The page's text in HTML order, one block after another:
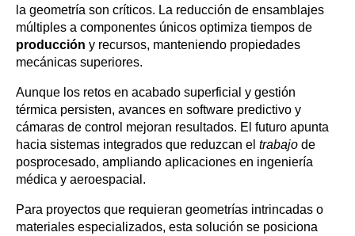
la geometría son críticos. La reducción de ensamblajes
múltiples a componentes únicos optimiza tiempos de
producción y recursos, manteniendo propiedades
mecánicas superiores.
Aunque los retos en acabado superficial y gestión
térmica persisten, avances en software predictivo y
cámaras de control mejoran resultados. El futuro apunta
hacia sistemas integrados que reduzcan el trabajo de
posprocesado, ampliando aplicaciones en ingeniería
médica y aeroespacial.
Para proyectos que requieran geometrías intrincadas o
materiales especializados, esta solución se posiciona